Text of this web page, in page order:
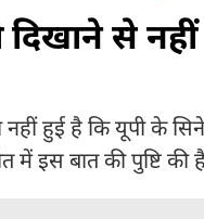
से नहीं
हुई है कि यूपी के
इस बात की पुष्टि की